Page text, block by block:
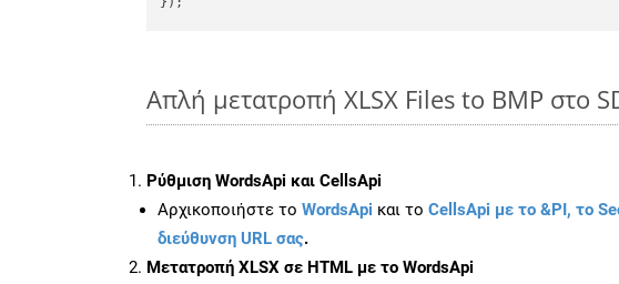
Απλή μετατροπή XLSX Files to BMP στο
Ρύθμιση WordsApi και CellsApi
Αρχικοποιήστε το WordsApi και το CellsApi με το &PI, το
διεύθυνση URL σας.
Μετατροπή XLSX σε HTML με το WordsApi